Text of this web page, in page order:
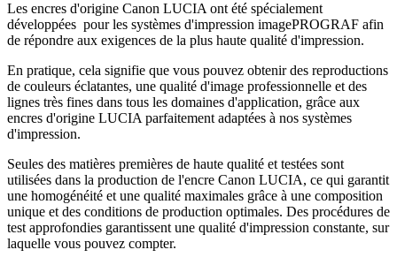
Les encres d'origine Canon LUCIA ont été spécialement
développées pour les systèmes d'impression imagePROGRAF afin
de répondre aux exigences de la plus haute qualité d'impression.
En pratique, cela signifie que vous pouvez obtenir des reproductions
de couleurs éclatantes, une qualité d'image professionnelle et des
lignes très fines dans tous les domaines d'application, grâce aux
encres d'origine LUCIA parfaitement adaptées à nos systèmes
d'impression.
Seules des matières premières de haute qualité et testées sont
utilisées dans la production de l'encre Canon LUCIA, ce qui garantit
une homogénéité et une qualité maximales grâce à une composition
unique et des conditions de production optimales. Des procédures de
test approfondies garantissent une qualité d'impression constante, sur
laquelle vous pouvez compter.